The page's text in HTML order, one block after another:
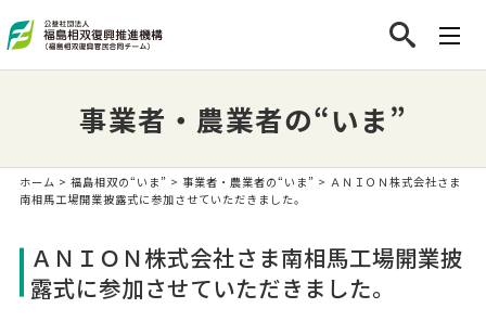
事業者・農業者の“いま”
ホーム > 福島相双の“いま” > 事業者・農業者の“いま” > ＡＮＩＯＮ株式会社さま
南相馬工場開業披露式に参加させていただきました。
ＡＮＩＯＮ株式会社さま南相馬工場開業披
露式に参加させていただきました。